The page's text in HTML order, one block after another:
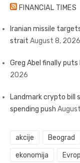
FINANCIAL TIMES
Iranian missile
strait August 8, 2026
Greg Abel finally
2026
Landmark crypto bill
spending push
akcije Beograd
ekonomija